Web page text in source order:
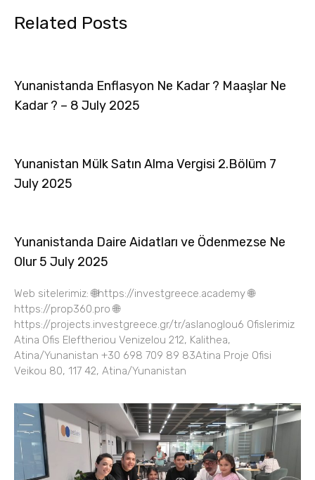
Related Posts
Yunanistanda Enflasyon Ne Kadar ? Maaşlar Ne
Kadar ? – 8 July 2025
Yunanistan Mülk Satın Alma Vergisi 2.Bölüm 7
July 2025
Yunanistanda Daire Aidatları ve Ödenmezse Ne
Olur 5 July 2025
Web sitelerimiz: 🌐https://investgreece.academy 🌐
https://prop360.pro 🌐
https://projects.investgreece.gr/tr/aslanoglou6 Ofislerimiz
Atina Ofis Eleftheriou Venizelou 212, Kalithea,
Atina/Yunanistan +30 698 709 89 83Atina Proje Ofisi
Veikou 80, 117 42, Atina/Yunanistan